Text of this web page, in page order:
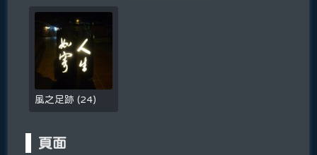
風之足跡(24)
頁面